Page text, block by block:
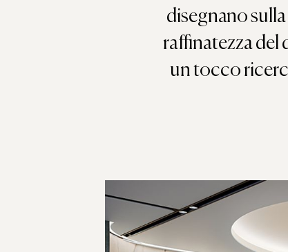
disegnano
raffinatezza del
un tocco